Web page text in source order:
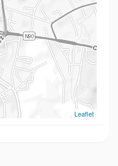
Leaflet